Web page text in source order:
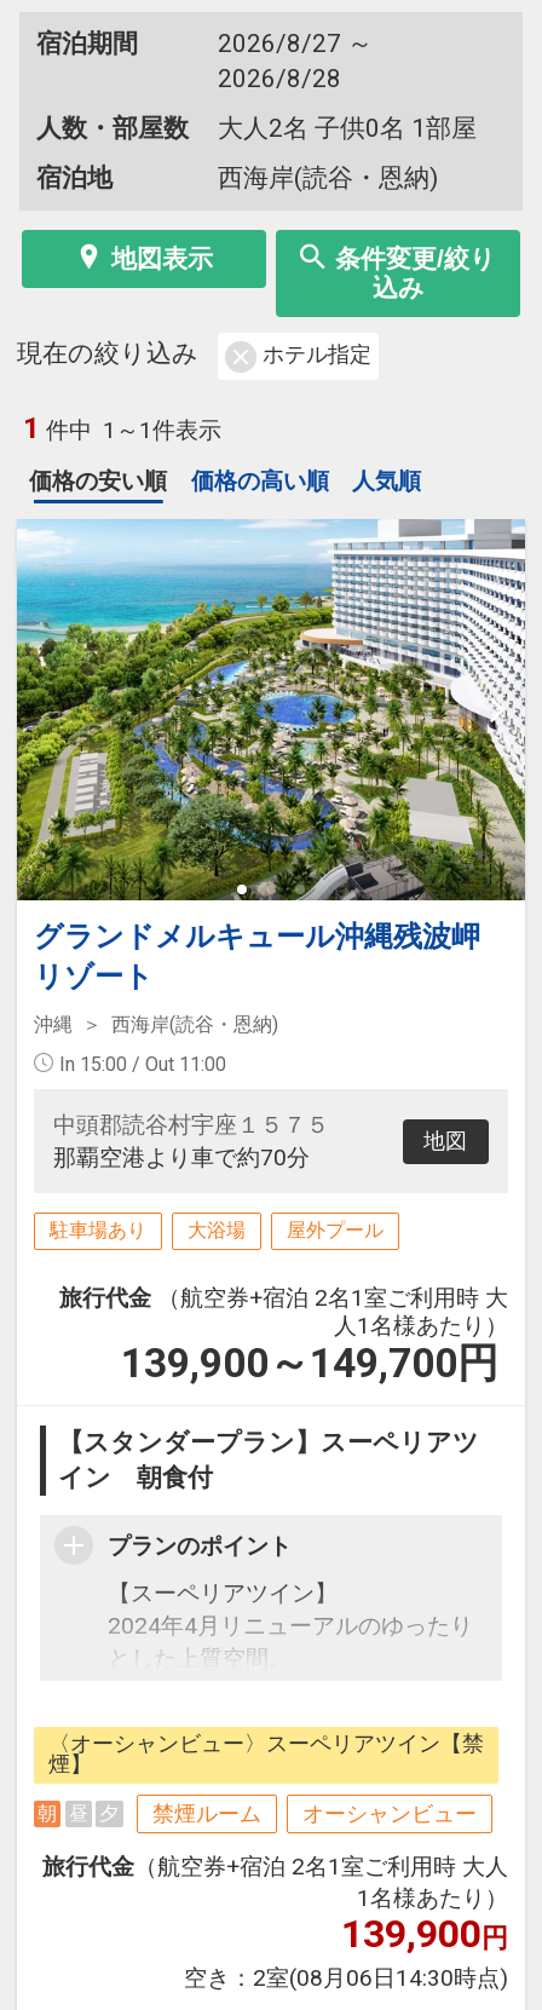
宿泊期間
2026/8/27 ～
2026/8/28
人数・部屋数
大人2名 子供0名 1部屋
宿泊地
西海岸(読谷・恩納)
地図表示
条件変更/絞り
込み
現在の絞り込み ホテル指定
1 件中 1～1件表示
価格の安い順
価格の高い順 人気順
グランドメルキュール沖縄残波岬
リゾート
沖縄
西海岸(読谷・恩納)
In 15:00 / Out 11:00
中頭郡読谷村宇座１５７５
那覇空港より車で約70分
地図
駐車場あり 大浴場 屋外プール
旅行代金
（航空券+宿泊 2名1室ご利用時 大
人1名様あたり）
139,900～149,700 円
【スタンダープラン】スーペリアツ
イン 朝食付
プランのポイント
【スーペリアツイン】
2024年4月リニューアルのゆったり
とした上質空間。
ンで居心地のいいインテリアと壁面
のアートをアクセントにした落ち着
いたデザイン。
36㎡以上のゆったりとしたゲストル
ームと、客室から見える美しい景色
は、四季の移ろい、風のにおい、人
生を彩る発券やまだ見ぬ感動と出会
〈オーシャンビュー〉スーペリアツイン【禁
煙】
朝 昼 夕 禁煙ルーム オーシャンビュー
旅行代金 （航空券+宿泊 2名1室ご利用時 大人
1名様あたり）
139,900円
空き： 2室(08月06日14:30時点)